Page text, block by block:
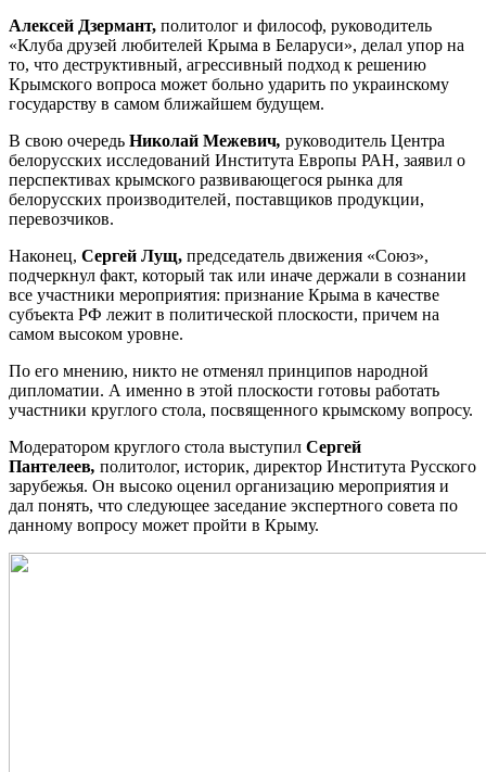
Алексей Дзермант, политолог и философ, руководитель
«Клуба друзей любителей Крыма в Беларуси», делал упор на
то, что деструктивный, агрессивный подход к решению
Крымского вопроса может больно ударить по украинскому
государству в самом ближайшем будущем.
В свою очередь Николай Межевич, руководитель Центра
белорусских исследований Института Европы РАН, заявил о
перспективах крымского развивающегося рынка для
белорусских производителей, поставщиков продукции,
перевозчиков.
Наконец, Сергей Лущ, председатель движения «Союз»,
подчеркнул факт, который так или иначе держали в сознании
все участники мероприятия: признание Крыма в качестве
субъекта РФ лежит в политической плоскости, причем на
самом высоком уровне.
По его мнению, никто не отменял принципов народной
дипломатии. А именно в этой плоскости готовы работать
участники круглого стола, посвященного крымскому вопросу.
Модератором круглого стола выступил Сергей
Пантелеев, политолог, историк, директор Института Русского
зарубежья. Он высоко оценил организацию мероприятия и
дал понять, что следующее заседание экспертного совета по
данному вопросу может пройти в Крыму.